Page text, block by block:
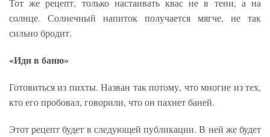
Тот же рецепт, только настаивать квас не в тени, а на
солнце. Солнечный напиток получается мягче, не так
сильно бродит.
«Иди в баню»
Готовиться из пихты. Назван так потому, что многие из тех,
кто его пробовал, говорили, что он пахнет баней.
Этот рецепт будет в следующей публикации. В ней же будет